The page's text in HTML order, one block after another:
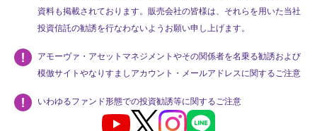
資料も掲載されております。販売会社の皆様は、それらを用いた当社
投資信託の勧誘を行なわないようお願い申し上げます。
アモーヴァ・アセットマネジメントやその関係者を名乗る勧誘および
模倣サイトやなりすましアカウント・メールアドレスに関するご注意
いわゆるファンド形態での投資勧誘等に関するご注意
Youtube X InstagramLINE